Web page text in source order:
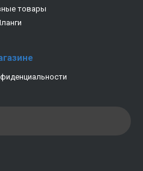
товары